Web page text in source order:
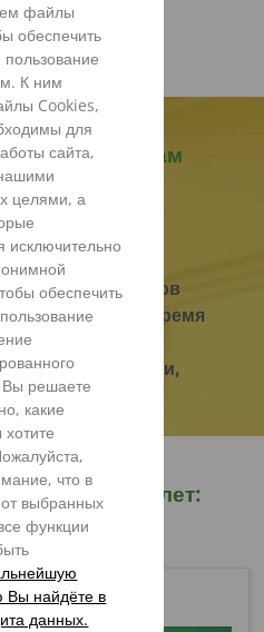
файлы
обеспечить
К ним
Cookies,
для
сайта,
целями, а
исключительно
обеспечить
решаете
какие
что в
выбранных
функции
найдёте в
данных.
до 22:00
и продажам
всех участников
во время
подробно
и требованиями,
буклете.
буклет:
обучение